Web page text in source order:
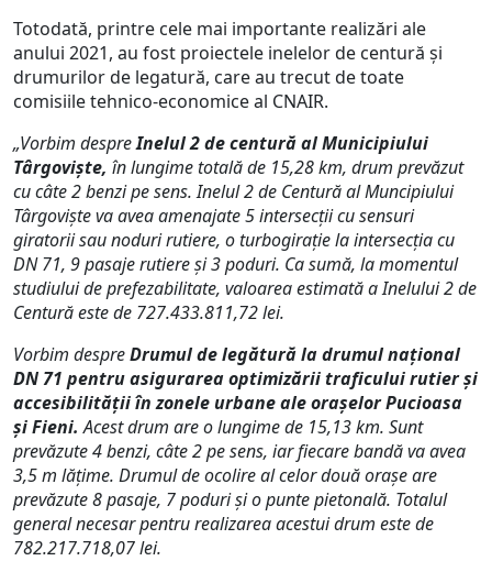
Totodată, printre cele mai importante realizări ale
anului 2021, au fost proiectele inelelor de centură și
drumurilor de legatură, care au trecut de toate
comisiile tehnico-economice al CNAIR.
„Vorbim despreInelul 2 de centură al Municipiului
Târgoviște, în lungime totală de 15,28 km, drum prevăzut
cu câte 2 benzi pe sens. Inelul 2 de Centură al Muncipiului
Târgoviște va avea amenajate 5 intersecții cu sensuri
giratorii sau noduri rutiere, o turbogirație la intersecția cu
DN 71, 9 pasaje rutiere și 3 poduri. Ca sumă, la momentul
studiului de prefezabilitate, valoarea estimată a Inelului 2 de
Centură este de 727.433.811,72 lei.
Vorbim despreDrumul de legătură la drumul național
DN 71 pentru asigurarea optimizării traficului rutier și
accesibilității în zonele urbane ale orașelor Pucioasa
și Fieni. Acest drum are o lungime de 15,13 km. Sunt
prevăzute 4 benzi, câte 2 pe sens, iar fiecare bandă va avea
3,5 m lățime. Drumul de ocolire al celor două orașe are
prevăzute 8 pasaje, 7 poduri și o punte pietonală. Totalul
general necesar pentru realizarea acestui drum este de
782.217.718,07 lei.